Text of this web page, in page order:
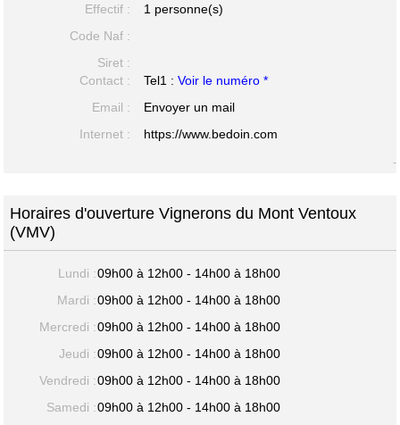
Effectif :
1 personne(s)
Code Naf :
Siret :
Contact :
Tel1 :Voir le numéro *
Email :
Envoyer un mail
Internet :
https://www.bedoin.com
-
Horaires d'ouverture Vignerons du Mont Ventoux
(VMV)
Lundi :09h00 à 12h00 - 14h00 à 18h00
Mardi :09h00 à 12h00 - 14h00 à 18h00
Mercredi :09h00 à 12h00 - 14h00 à 18h00
Jeudi :09h00 à 12h00 - 14h00 à 18h00
Vendredi :09h00 à 12h00 - 14h00 à 18h00
Samedi :09h00 à 12h00 - 14h00 à 18h00